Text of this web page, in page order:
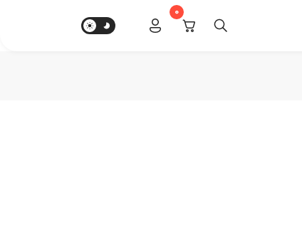
0